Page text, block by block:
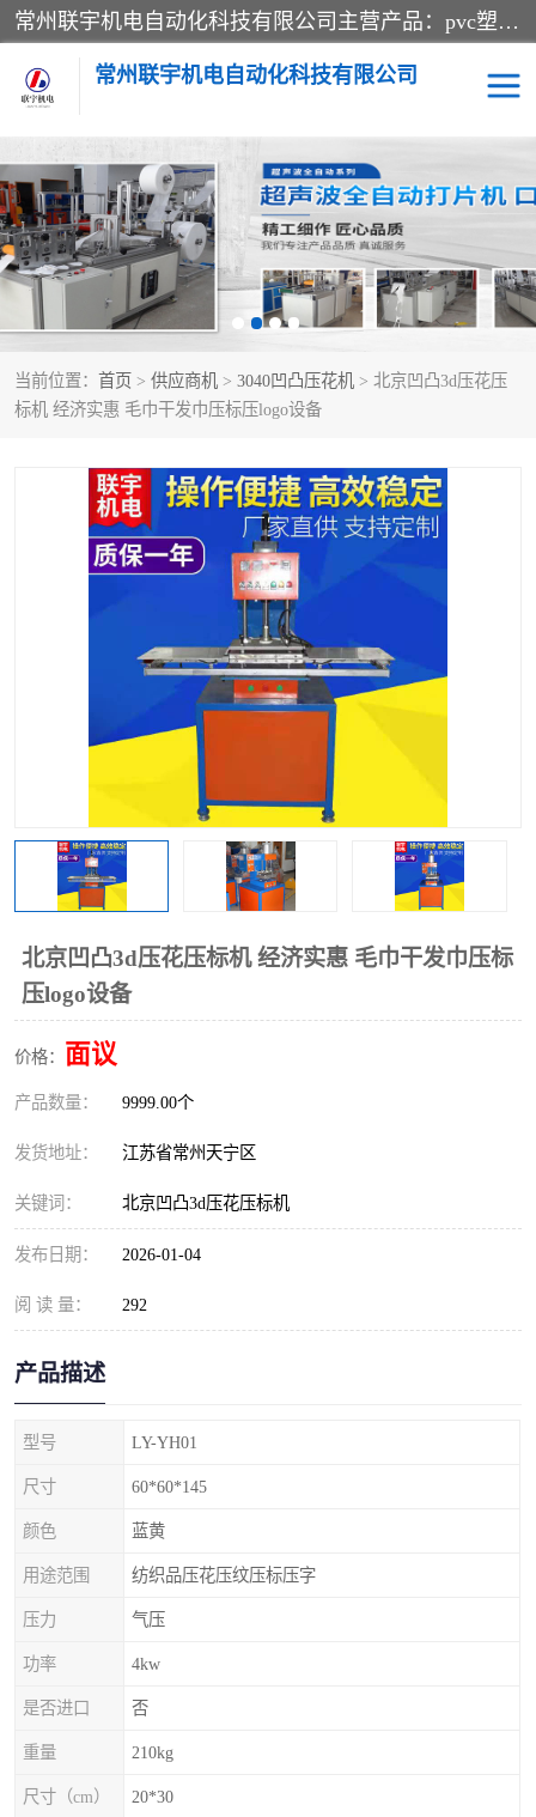
常州联宇机电自动化科技有限公司主营产品：pvc塑料焊机、高频热合机、软膜天花压边机、服装布料凹凸压花机、布料3d压印设备、服装植胶设备、超声波布料花边机、无纺布热合机、全自动压花机。
常州联宇机电自动化科技有限公司
当前位置： 首页 > 供应商机 > 3040凹凸压花机 > 北京凹凸3d压花压
标机 经济实惠 毛巾干发巾压标压logo设备
北京凹凸3d压花压标机 经济实惠 毛巾干发巾压标
压logo设备
价格： 面议
产品数量： 9999.00个
发货地址： 江苏省常州天宁区
关键词： 北京凹凸3d压花压标机
发布日期： 2026-01-04
阅 读 量： 292
产品描述
型号 LY-YH01
尺寸 60*60*145
颜色 蓝黄
用途范围 纺织品压花压纹压标压字
压力 气压
功率 4kw
是否进口 否
重量 210kg
尺寸（cm） 20*30
压花定型机以及压花模具 超声波热合机
高频热合机 超声波花边机
超声波复合压花机 凹凸压花机压标机
3040凹凸压花机 双头服装凹凸压花机
高频压花压标机 自动超声波打片成型机
泡壳包装封口机 海绵产品成型机